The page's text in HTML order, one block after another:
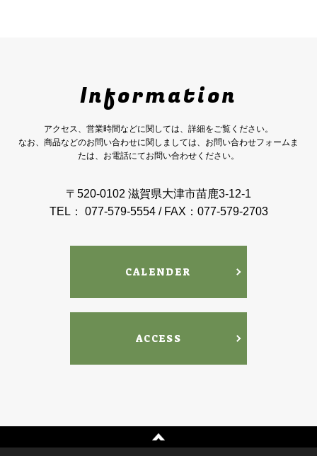
Information
アクセス、営業時間などに関しては、詳細をご覧ください。
なお、商品などのお問い合わせに関しましては、お問い合わせフォームま
たは、お電話にてお問い合わせください。
〒520-0102 滋賀県大津市苗鹿3-12-1
TEL： 077-579-5554 / FAX：077-579-2703
CALENDER
ACCESS